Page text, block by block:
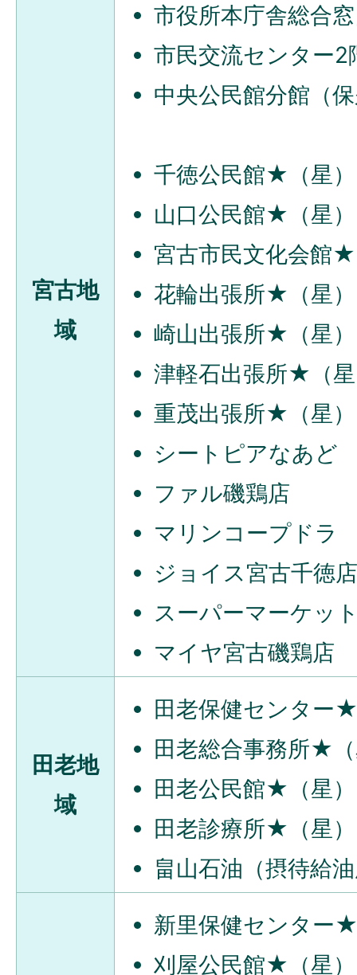
宮古地
域
市役所本庁舎総合
市民交流センター
中央公民館分館
千徳公民館★（星）
山口公民館★（星）
宮古市民文化会館
花輪出張所★（星）
崎山出張所★（星）
津軽石出張所★（
重茂出張所★（星）
シートピアなあど
ファル磯鶏店
マリンコープドラ
ジョイス宮古千徳
スーパーマーケッ
マイヤ宮古磯鶏店
田老地
域
田老保健センター
田老総合事務所★
田老公民館★（星）
田老診療所★（星）
畠山石油（摂待給
新里保健センター
刈屋公民館★（星）